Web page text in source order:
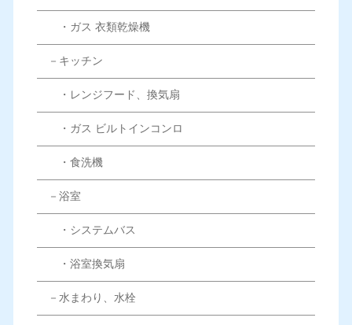
・ガス 衣類乾燥機
－キッチン
・レンジフード、換気扇
・ガス ビルトインコンロ
・食洗機
－浴室
・システムバス
・浴室換気扇
－水まわり、水栓